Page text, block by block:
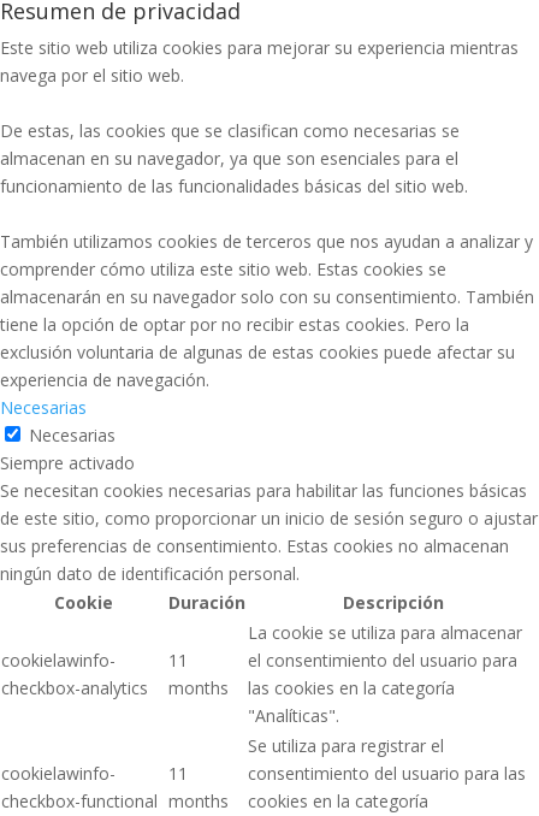
Resumen de privacidad
Este sitio web utiliza cookies para mejorar su experiencia mientras
navega por el sitio web.
De estas, las cookies que se clasifican como necesarias se
almacenan en su navegador, ya que son esenciales para el
funcionamiento de las funcionalidades básicas del sitio web.
También utilizamos cookies de terceros que nos ayudan a analizar y
comprender cómo utiliza este sitio web. Estas cookies se
almacenarán en su navegador solo con su consentimiento. También
tiene la opción de optar por no recibir estas cookies. Pero la
exclusión voluntaria de algunas de estas cookies puede afectar su
experiencia de navegación.
Necesarias
Necesarias
Siempre activado
Se necesitan cookies necesarias para habilitar las funciones básicas
de este sitio, como proporcionar un inicio de sesión seguro o ajustar
sus preferencias de consentimiento. Estas cookies no almacenan
ningún dato de identificación personal.
Cookie
Duración Descripción
cookielawinfo-
checkbox-analytics
11
months
La cookie se utiliza para almacenar
el consentimiento del usuario para
las cookies en la categoría
"Analíticas".
cookielawinfo-
checkbox-functional
11
months
Se utiliza para registrar el
consentimiento del usuario para las
cookies en la categoría